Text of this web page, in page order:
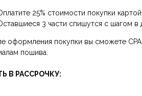
25% стоимости покупки
3 части спишутся с шагом в
оформления покупки вы сможете
пошива.
В РАССРОЧКУ: